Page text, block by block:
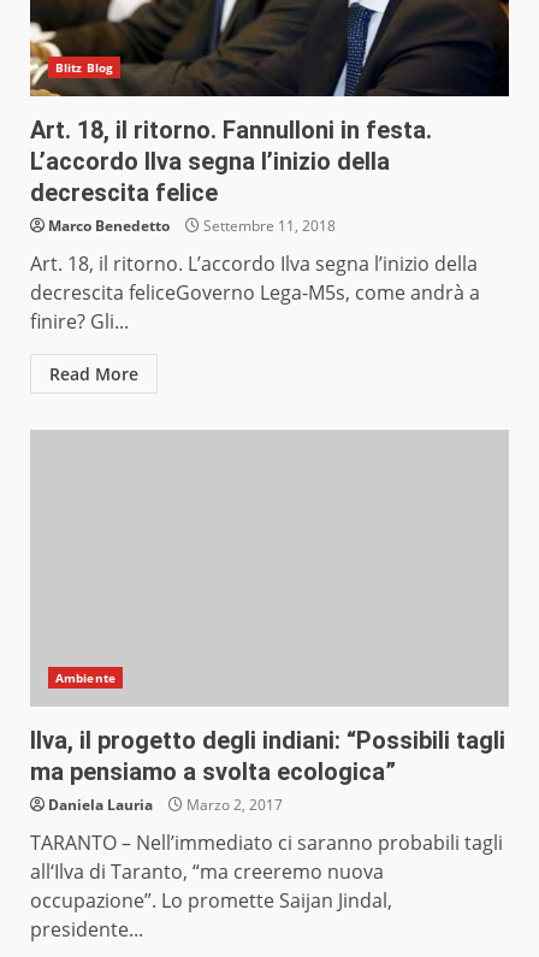
Blitz Blog
Art. 18, il ritorno. Fannulloni in festa.
L’accordo Ilva segna l’inizio della
decrescita felice
Marco Benedetto Settembre 11, 2018
Art. 18, il ritorno. L’accordo Ilva segna l’inizio della
decrescita feliceGoverno Lega-M5s, come andrà a
finire? Gli...
Read More
Ambiente
Ilva, il progetto degli indiani: “Possibili tagli
ma pensiamo a svolta ecologica”
Daniela Lauria Marzo 2, 2017
TARANTO – Nell’immediato ci saranno probabili tagli
all‘Ilva di Taranto, “ma creeremo nuova
occupazione”. Lo promette Saijan Jindal,
presidente...